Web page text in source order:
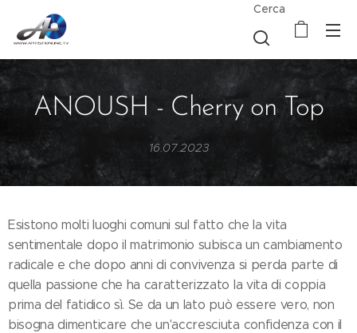
Cerca
ANOUSH - Cherry on Top
16.07.2023
Esistono molti luoghi comuni sul fatto che la vita
sentimentale dopo il matrimonio subisca un cambiamento
radicale e che dopo anni di convivenza si perda parte di
quella passione che ha caratterizzato la vita di coppia
prima del fatidico sì. Se da un lato può essere vero, non
bisogna dimenticare che un'accresciuta confidenza con il